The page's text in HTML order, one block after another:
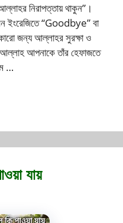
নিরাপত্তায় থাকুন”।
ইংরেজিতে “Goodbye” বা
জন্য আল্লাহর সুরক্ষা ও
আপনাকে তাঁর হেফাজতে
…
যায়